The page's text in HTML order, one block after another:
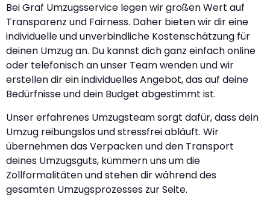
Bei Graf Umzugsservice legen wir großen Wert auf
Transparenz und Fairness. Daher bieten wir dir eine
individuelle und unverbindliche Kostenschätzung für
deinen Umzug an. Du kannst dich ganz einfach online
oder telefonisch an unser Team wenden und wir
erstellen dir ein individuelles Angebot, das auf deine
Bedürfnisse und dein Budget abgestimmt ist.
Unser erfahrenes Umzugsteam sorgt dafür, dass dein
Umzug reibungslos und stressfrei abläuft. Wir
übernehmen das Verpacken und den Transport
deines Umzugsguts, kümmern uns um die
Zollformalitäten und stehen dir während des
gesamten Umzugsprozesses zur Seite.